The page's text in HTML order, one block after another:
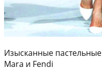
Изысканные
Mara и Fendi